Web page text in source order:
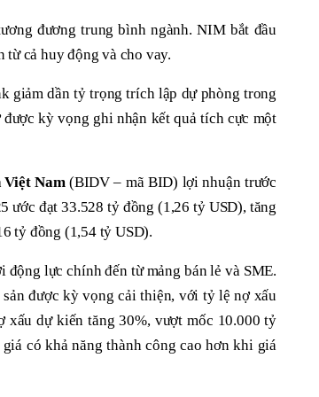
đương trung bình ngành. NIM bắt đầu
cả huy động và cho vay.
giảm dần tỷ trọng trích lập dự phòng trong
kỳ vọng ghi nhận kết quả tích cực một
Việt Nam(BIDV – mã BID) lợi nhuận trước
ước đạt 33.528 tỷ đồng (1,26 tỷ USD), tăng
tỷ đồng (1,54 tỷ USD).
lực chính đến từ mảng bán lẻ và SME.
được kỳ vọng cải thiện, với tỷ lệ nợ xấu
xấu dự kiến tăng 30%, vượt mốc 10.000 tỷ
có khả năng thành công cao hơn khi giá